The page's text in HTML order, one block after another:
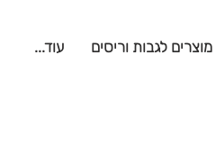
מוצרים לגבות וריסים עוד...